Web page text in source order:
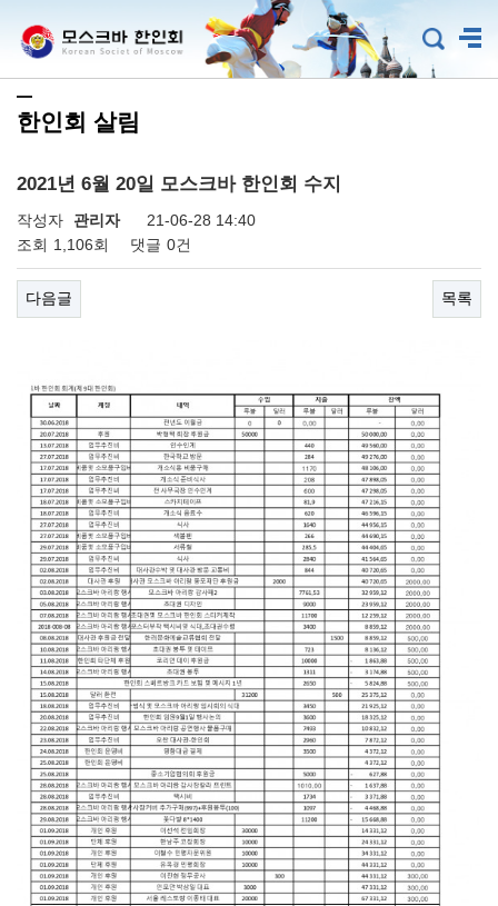
한인회 살림
2021년 6월 20일 모스크바 한인회 수지
작성자 관리자
21-06-28 14:40
조회 1,106회 댓글 0건
다음글 목록